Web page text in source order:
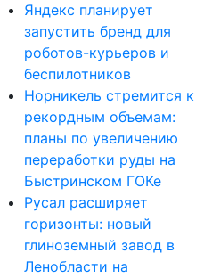
Яндекс планирует
запустить бренд для
роботов-курьеров и
беспилотников
Норникель стремится к
рекордным объемам:
планы по увеличению
переработки руды на
Быстринском ГОКе
Русал расширяет
горизонты: новый
глиноземный завод в
Ленобласти на